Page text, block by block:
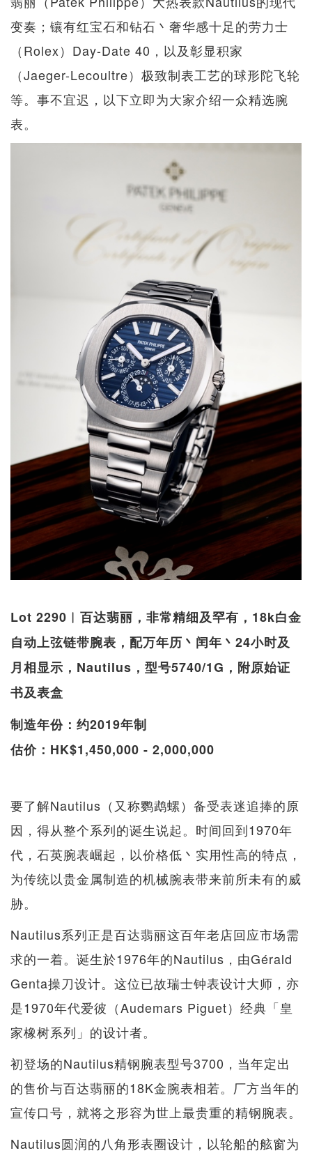
变奏；镶有红宝石和钻石丶奢华感十足的劳力士
（Rolex）Day-Date 40，以及彰显积家
（Jaeger-Lecoultre）极致制表工艺的球形陀飞轮
等。事不宜迟，以下立即为大家介绍一众精选腕
表。
Lot 2290︱百达翡丽，非常精细及罕有，18k白金
自动上弦链带腕表，配万年历丶闰年丶24小时及
月相显示，Nautilus，型号5740/1G，附原始证
书及表盒
制造年份：约2019年制
估价：HK$1,450,000 - 2,000,000
要了解Nautilus（又称鹦鹉螺）备受表迷追捧的原
因，得从整个系列的诞生说起。时间回到1970年
代，石英腕表崛起，以价格低丶实用性高的特点，
为传统以贵金属制造的机械腕表带来前所未有的威
胁。
Nautilus系列正是百达翡丽这百年老店回应市场需
求的一着。诞生於1976年的Nautilus，由Gérald
Genta操刀设计。这位已故瑞士钟表设计大师，亦
是1970年代爱彼（Audemars Piguet）经典「皇
家橡树系列」的设计者。
初登场的Nautilus精钢腕表型号3700，当年定出
的售价与百达翡丽的18K金腕表相若。厂方当年的
宣传口号，就将之形容为世上最贵重的精钢腕表。
Nautilus圆润的八角形表圈设计，以轮船的舷窗为